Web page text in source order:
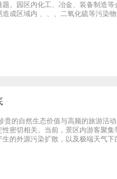
。园区内化工、冶金、装备制造等
成区域内 、、、二氧化硫等污染
的自然生态价值与高频的旅游活
密切相关。当前，景区内游客聚集
的外源污染扩散，以及极端天气下